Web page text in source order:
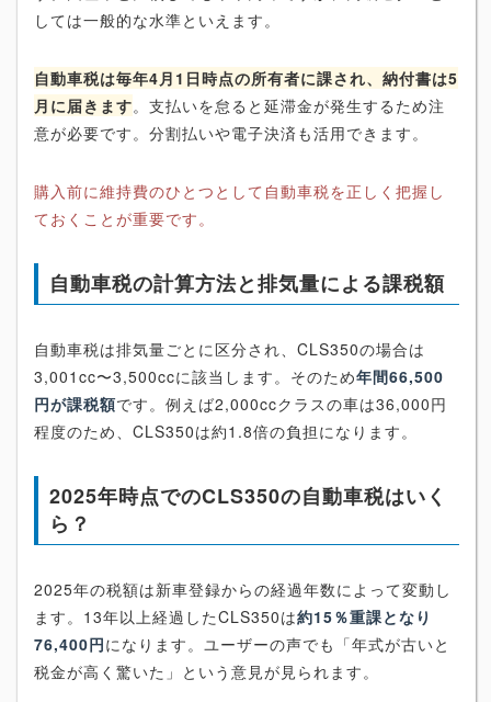
しては一般的な水準といえます。
自動車税は毎年4月1日時点の所有者に課され、納付書は5
月に届きます。支払いを怠ると延滞金が発生するため注
意が必要です。分割払いや電子決済も活用できます。
購入前に維持費のひとつとして自動車税を正しく把握し
ておくことが重要です。
自動車税の計算方法と排気量による課税額
自動車税は排気量ごとに区分され、CLS350の場合は
3,001cc〜3,500ccに該当します。そのため年間66,500
円が課税額です。例えば2,000ccクラスの車は36,000円
程度のため、CLS350は約1.8倍の負担になります。
2025年時点でのCLS350の自動車税はいく
ら？
2025年の税額は新車登録からの経過年数によって変動し
ます。13年以上経過したCLS350は約15％重課となり
76,400円になります。ユーザーの声でも「年式が古いと
税金が高く驚いた」という意見が見られます。